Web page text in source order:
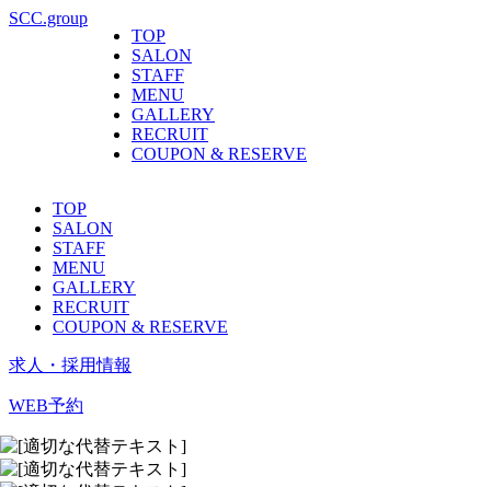
SCC.group
TOP
SALON
STAFF
MENU
GALLERY
RECRUIT
COUPON & RESERVE
TOP
SALON
STAFF
MENU
GALLERY
RECRUIT
COUPON & RESERVE
求人・採用情報
WEB予約